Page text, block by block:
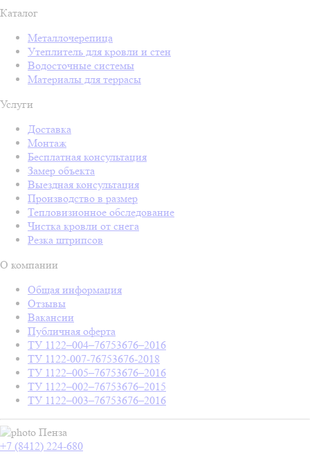
Каталог
Металлочерепица
Утеплитель для кровли и стен
Водосточные системы
Материалы для террасы
Услуги
Доставка
Монтаж
Бесплатная консультация
Замер объекта
Выездная консультация
Производство в размер
Тепловизионное обследование
Чистка кровли от снега
Резка штрипсов
О компании
Общая информация
Отзывы
Вакансии
Публичная оферта
ТУ 1122–004–76753676–2016
ТУ 1122-007-76753676-2018
ТУ 1122–005–76753676–2016
ТУ 1122–002–76753676–2015
ТУ 1122–003–76753676–2016
Пенза
+7 (8412) 224-680